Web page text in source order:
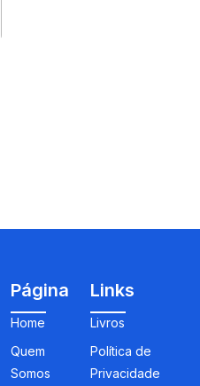
Página
Home
Quem
Somos
Links
Livros
Política de
Privacidade